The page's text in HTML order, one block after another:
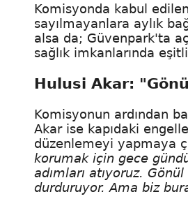
Komisyonda kabul
sayılmayanlara aylık
alsa da; Güvenpark'ta
sağlık imkanlarında
Hulusi Akar:
Komisyonun ardından
Akar ise kapıdaki
düzenlemeyi yapmaya
korumak için gece
adımları atıyoruz.
durduruyor. Ama biz